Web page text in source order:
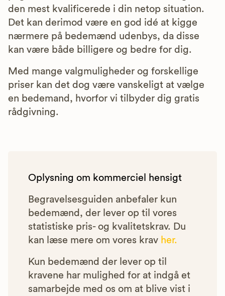
den mest kvalificerede i din netop situation.
Det kan derimod være en god idé at kigge
nærmere på bedemænd udenbys, da disse
kan være både billigere og bedre for dig.
Med mange valgmuligheder og forskellige
priser kan det dog være vanskeligt at vælge
en bedemand, hvorfor vi tilbyder dig gratis
rådgivning.
Oplysning om kommerciel hensigt
Begravelsesguiden anbefaler kun
bedemænd, der lever op til vores
statistiske pris- og kvalitetskrav. Du
kan læse mere om vores krav her.
Kun bedemænd der lever op til
kravene har mulighed for at indgå et
samarbejde med os om at blive vist i